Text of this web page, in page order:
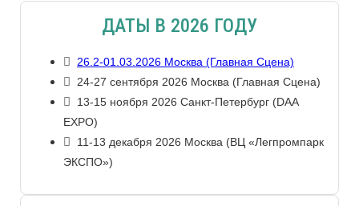
ДАТЫ В 2026 ГОДУ
26.2-01.03.2026 Москва (Главная Сцена)
24-27 сентября 2026 Москва (Главная Сцена)
13-15 ноября 2026 Санкт-Петербург (DAA
EXPO)
11-13 декабря 2026 Москва (ВЦ «Легпромпарк
ЭКСПО»)